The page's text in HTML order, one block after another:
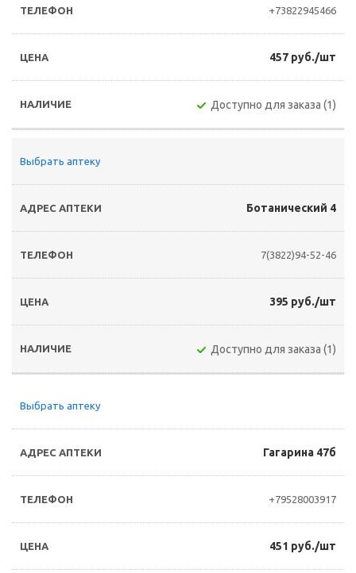
+73822945466
457 руб./шт
Доступно для заказа (1)
Выбрать аптеку
Ботанический 4
7(3822)94-52-46
395 руб./шт
Доступно для заказа (1)
Выбрать аптеку
Гагарина 47б
+79528003917
451 руб./шт